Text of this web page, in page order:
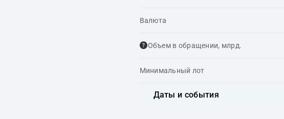
Валюта
Объем в обращении, млрд.
Минимальный лот
Даты и события